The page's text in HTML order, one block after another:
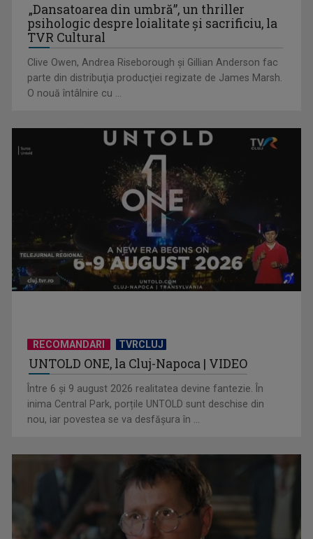
Piesa „Inimă, nu fi de piatră” a Corinei Chiriac ia argintul în
Hora care unește generații | VIDEO
„Dansatoarea din umbră”, un thriller
psihologic despre loialitate și sacrificiu, la
TVR Cultural
Clive Owen, Andrea Riseborough şi Gillian Anderson fac
parte din distribuţia producţiei regizate de James Marsh.
O nouă întâlnire cu ...
RECOMANDARI TVRCLUJ
UNTOLD ONE, la Cluj-Napoca | VIDEO
Între 6 și 9 august 2026 realitatea devine fantezie. În
inima Central Park, porțile UNTOLD sunt deschise din
nou, iar povestea se va desfășura în ...